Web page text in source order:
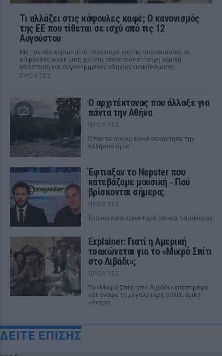
Τι αλλάζει στις κάψουλες καφέ; Ο κανονισμός
της ΕΕ που τίθεται σε ισχύ από τις 12
Αυγούστου
Με τον νέο ευρωπαϊκό κανονισμό για τις συσκευασίες, οι
κάψουλες καφέ μιας χρήσης αποκτούν επίσημη νομική
υπόσταση και συγκεκριμένες οδηγίες ανακύκλωσης.
ΠΡΟΧΤΈΣ
Ο αρχιτέκτονας που άλλαξε για
πάντα την Αθήνα
ΠΡΟΧΤΈΣ
Όταν το οικουμενικό συνάντησε την
ελληνικότητα
Έφτιαξαν το Napster που
κατεβάζαμε μουσική ‑ Πού
βρίσκονται σήμερα;
ΠΡΟΧΤΈΣ
Έκαναν κάτι καινοτόμο (αν και παράνομο)
Explainer: Γιατί η Αμερική
τσακώνεται για το «Μικρό Σπίτι
στο Λιβάδι»;
ΠΡΟΧΤΈΣ
Το «Μικρό Σπίτι στο Λιβάδι» επέστρεψε
και άναψε τη μεγαλύτερη πολιτισμική
κόντρα
ΔΕΙΤΕ ΕΠΙΣΗΣ